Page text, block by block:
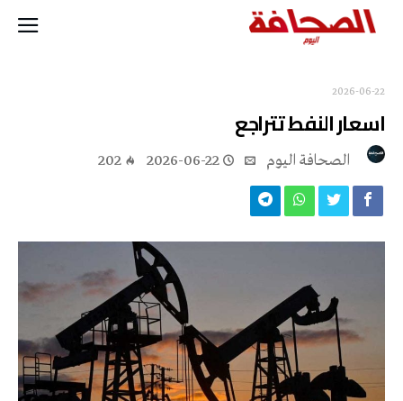
2026-06-22
اسعار النفط تتراجع
2026-06-22
202